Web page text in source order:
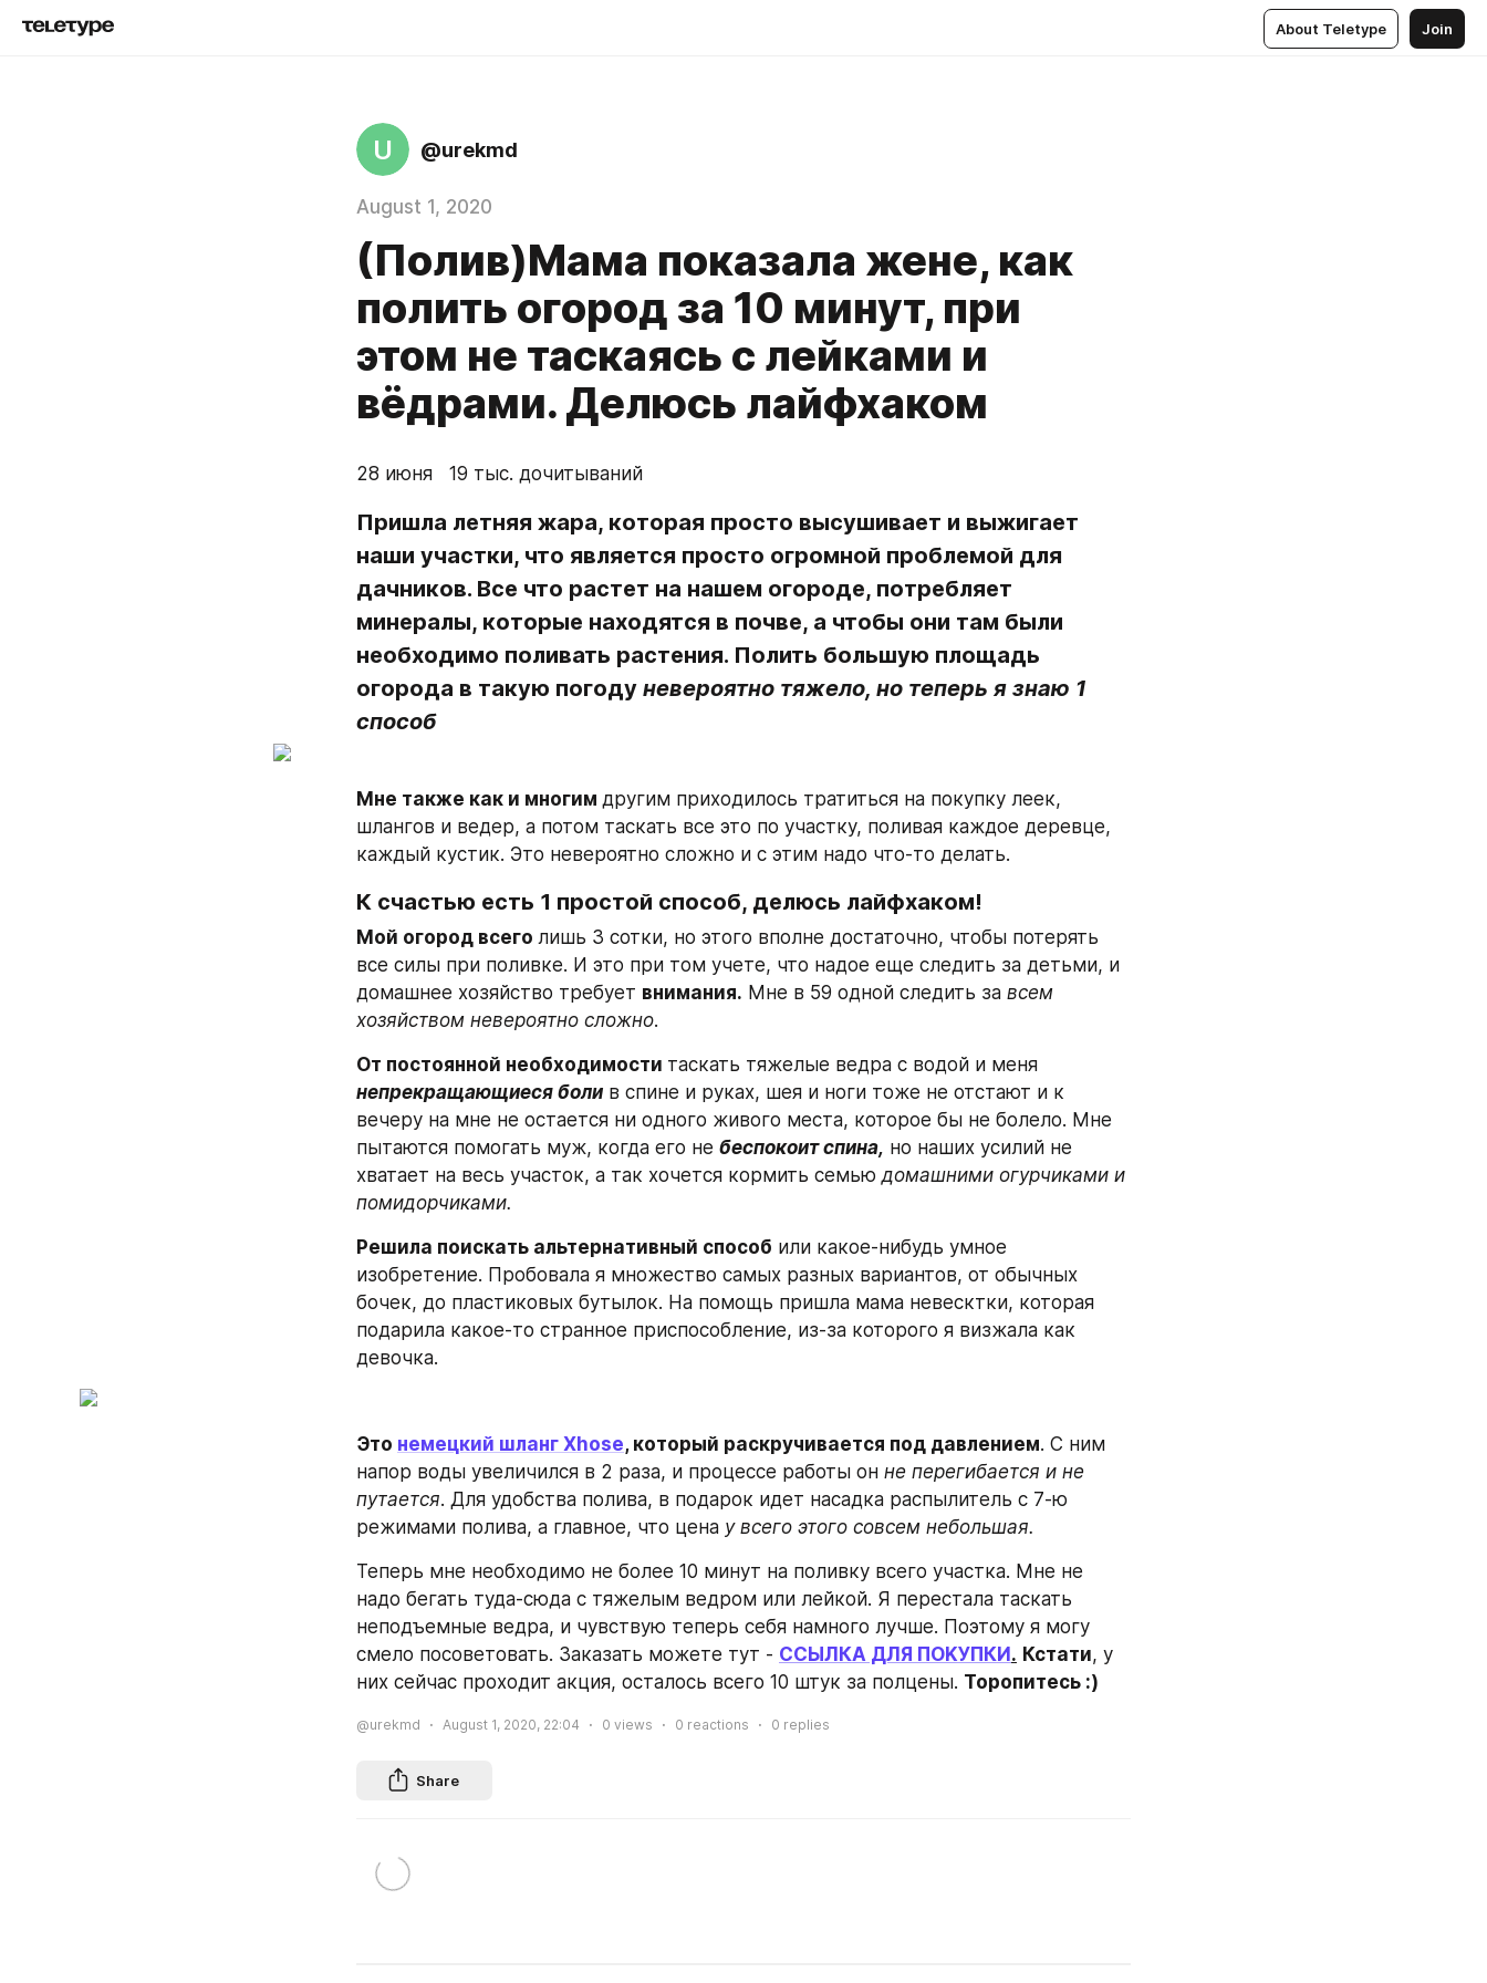
About Teletype Join
U @urekmd
August 1, 2020
(Полив)Мама показала жене, как
полить огород за 10 минут, при
этом не таскаясь с лейками и
вёдрами. Делюсь лайфхаком
28 июня   19 тыс. дочитываний
Пришла летняя жара, которая просто высушивает и выжигает
наши участки, что является просто огромной проблемой для
дачников. Все что растет на нашем огороде, потребляет
минералы, которые находятся в почве, а чтобы они там были
необходимо поливать растения. Полить большую площадь
огорода в такую погоду невероятно тяжело, но теперь я знаю 1
способ
Мне также как и многим другим приходилось тратиться на покупку леек,
шлангов и ведер, а потом таскать все это по участку, поливая каждое деревце,
каждый кустик. Это невероятно сложно и с этим надо что-то делать.
К счастью есть 1 простой способ, делюсь лайфхаком!
Мой огород всего лишь 3 сотки, но этого вполне достаточно, чтобы потерять
все силы при поливке. И это при том учете, что надое еще следить за детьми, и
домашнее хозяйство требует внимания. Мне в 59 одной следить за всем
хозяйством невероятно сложно.
От постоянной необходимости
непрекращающиеся боли в спине и руках, шея и ноги тоже не отстают и к
вечеру на мне не остается ни одного живого места, которое бы не болело. Мне
пытаются помогать муж, когда его не беспокоит спина, но наших усилий не
хватает на весь участок, а так хочется кормить семью домашними огурчиками и
помидорчиками.
Решила поискать альтернативный способ или какое-нибудь умное
изобретение. Пробовала я множество самых разных вариантов, от обычных
бочек, до пластиковых бутылок. На помощь пришла мама невесктки, которая
подарила какое-то странное приспособление, из-за которого я визжала как
девочка.
Это немецкий шланг Xhose, который раскручивается под давлением. С ним
напор воды увеличился в 2 раза, и процессе работы он не перегибается и не
путается. Для удобства полива, в подарок идет насадка распылитель с 7-ю
режимами полива, а главное, что цена у всего этого совсем небольшая.
Теперь мне необходимо не более 10 минут на поливку всего участка. Мне не
надо бегать туда-сюда с тяжелым ведром или лейкой. Я перестала таскать
неподъемные ведра, и чувствую теперь себя намного лучше. Поэтому я могу
смело посоветовать. Закaзать можете тут - СCЫЛКА ДЛЯ ПОKУПКИ. Кстати, у
них сейчас проходит акция, осталось всего 10 штук за полцены. Торопитесь :)
@urekmd August 1, 2020, 22:04 0 views 0 reactions 0 replies
Share